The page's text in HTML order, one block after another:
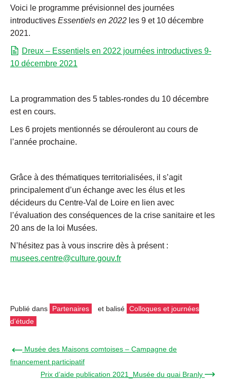
Voici le programme prévisionnel des journées
introductives Essentiels en 2022 les 9 et 10 décembre
2021.
Dreux – Essentiels en 2022 journées introductives 9-
10 décembre 2021
La programmation des 5 tables-rondes du 10 décembre
est en cours.
Les 6 projets mentionnés se dérouleront au cours de
l’année prochaine.
Grâce à des thématiques territorialisées, il s’agit
principalement d’un échange avec les élus et les
décideurs du Centre-Val de Loire en lien avec
l’évaluation des conséquences de la crise sanitaire et les
20 ans de la loi Musées.
N’hésitez pas à vous inscrire dès à présent :
musees.centre@culture.gouv.fr
Publié dans Partenaires et balisé Colloques et journées
d’étude
← Musée des Maisons comtoises – Campagne de
financement participatif
Prix d’aide publication 2021_Musée du quai Branly →